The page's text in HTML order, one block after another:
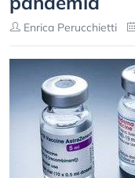
Enrica Perucchietti